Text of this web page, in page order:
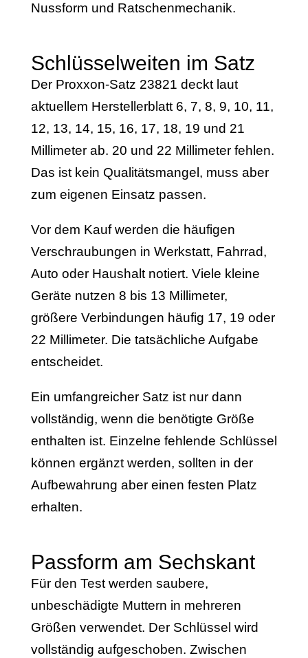
Nussform und Ratschenmechanik.
Schlüsselweiten im Satz
Der Proxxon-Satz 23821 deckt laut
aktuellem Herstellerblatt 6, 7, 8, 9, 10, 11,
12, 13, 14, 15, 16, 17, 18, 19 und 21
Millimeter ab. 20 und 22 Millimeter fehlen.
Das ist kein Qualitätsmangel, muss aber
zum eigenen Einsatz passen.
Vor dem Kauf werden die häufigen
Verschraubungen in Werkstatt, Fahrrad,
Auto oder Haushalt notiert. Viele kleine
Geräte nutzen 8 bis 13 Millimeter,
größere Verbindungen häufig 17, 19 oder
22 Millimeter. Die tatsächliche Aufgabe
entscheidet.
Ein umfangreicher Satz ist nur dann
vollständig, wenn die benötigte Größe
enthalten ist. Einzelne fehlende Schlüssel
können ergänzt werden, sollten in der
Aufbewahrung aber einen festen Platz
erhalten.
Passform am Sechskant
Für den Test werden saubere,
unbeschädigte Muttern in mehreren
Größen verwendet. Der Schlüssel wird
vollständig aufgeschoben. Zwischen